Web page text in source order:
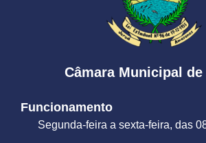
Câmara Municipal
Funcionamento
Segunda-feira a sexta-feira, das